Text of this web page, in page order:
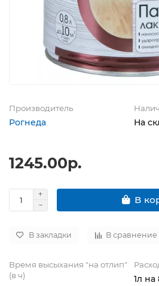
Производитель
Рогнеда На
1245.00р.
В
В закладки В сравнение
Время высыхания "на отлип"
(в ч)
1л на